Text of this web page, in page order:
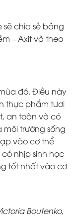
sẽ chia sẻ bảng
– Axit và theo
đó. Điều này
thực phẩm tươi
an toàn và có
môi trường sống
vào cơ thể
nhịp sinh học
tốt nhất vào cơ
Boutenko,